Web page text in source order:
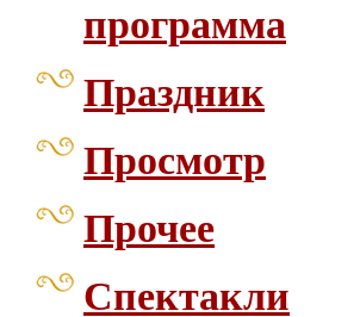
программа
Праздник
Просмотр
Прочее
Спектакли